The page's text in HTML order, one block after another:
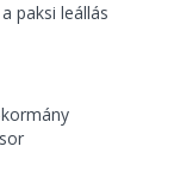
paksi leállás